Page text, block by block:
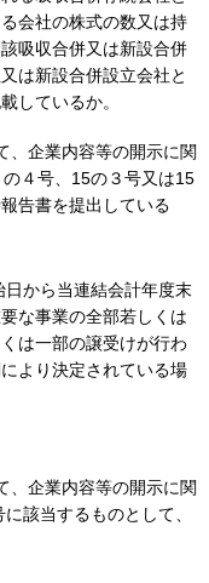
会社の株式の数又は持
吸収合併又は新設合併
は新設合併設立会社と
しているか。
、企業内容等の開示に関
４号、15の３号又は15
告書を提出している
から当連結会計年度末
な事業の全部若しくは
は一部の譲受けが行わ
より決定されている場
、企業内容等の開示に関
該当するものとして、